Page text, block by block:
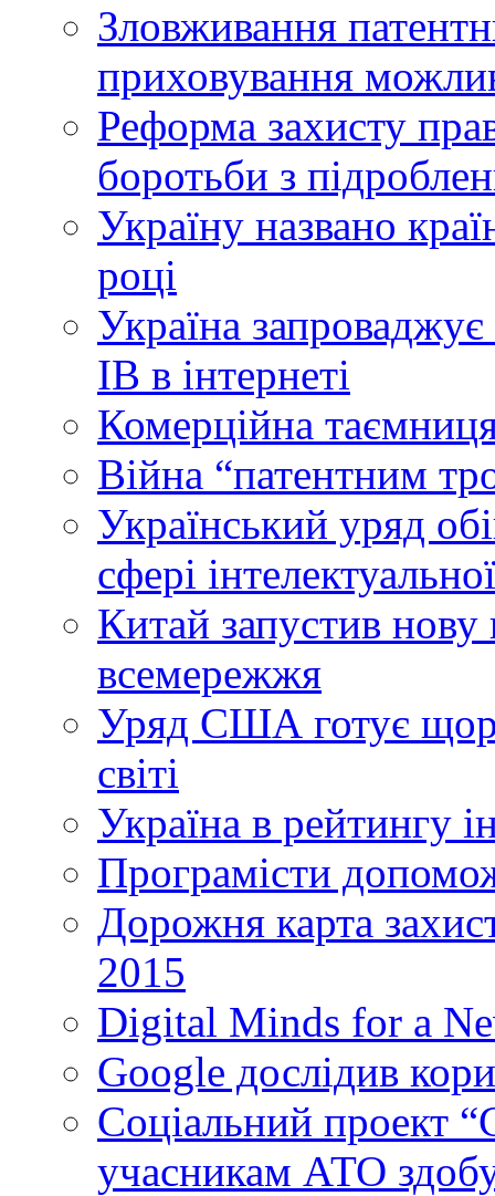
Зловживання
приховування
Реформа захисту
боротьби з
Україну названо
році
Україна
ІВ в інтернеті
Комерційна
Війна “патентним
Український уряд
сфері
Китай запустив
всемережжя
Уряд США готує
світі
Україна в рейтингу
Програмісти
Дорожня карта
2015
Digital Minds for a
Google дослідив
Cоціальний проект
учасникам АТО